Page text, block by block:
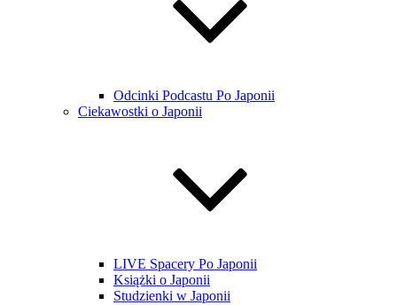
Odcinki Podcastu Po Japonii
Ciekawostki o Japonii
LIVE Spacery Po Japonii
Książki o Japonii
Studzienki w Japonii